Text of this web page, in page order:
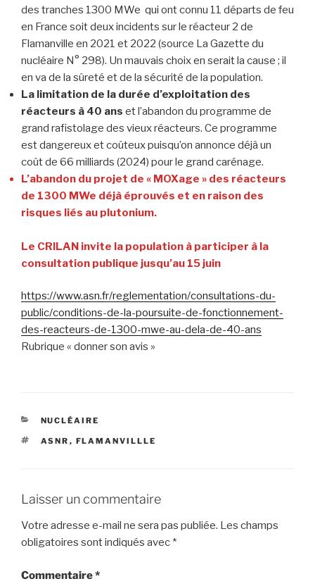
des tranches 1300 MWe qui ont connu 11 départs de feu
en France soit deux incidents sur le réacteur 2 de
Flamanville en 2021 et 2022 (source La Gazette du
nucléaire N° 298). Un mauvais choix en serait la cause ; il
en va de la sûreté et de la sécurité de la population.
La limitation de la durée d’exploitation des
réacteurs à 40 ans et l’abandon du programme de
grand rafistolage des vieux réacteurs. Ce programme
est dangereux et coûteux puisqu’on annonce déjà un
coût de 66 milliards (2024) pour le grand carénage.
L’abandon du projet de « MOXage » des réacteurs
de 1300 MWe déjà éprouvés et en raison des
risques liés au plutonium.
Le CRILAN invite la population à participer à la
consultation publique jusqu’au 15 juin
https://www.asn.fr/reglementation/consultations-du-
public/conditions-de-la-poursuite-de-fonctionnement-
des-reacteurs-de-1300-mwe-au-dela-de-40-ans
Rubrique « donner son avis »
CATÉGORIES
NUCLÉAIRE
ÉTIQUETTES
ASNR , FLAMANVILLLE
Laisser un commentaire
Votre adresse e-mail ne sera pas publiée. Les champs
obligatoires sont indiqués avec *
Commentaire*